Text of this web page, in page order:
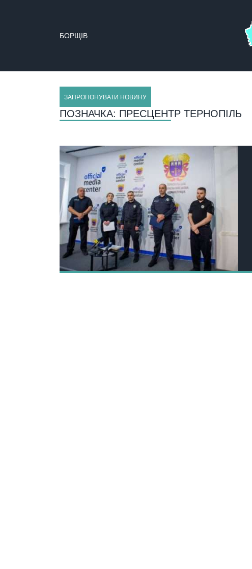
БОРЩІВ
ЗАПРОПОНУВАТИ НОВИНУ
ПОЗНАЧКА: ПРЕСЦЕНТР ТЕРНОПІЛЬ